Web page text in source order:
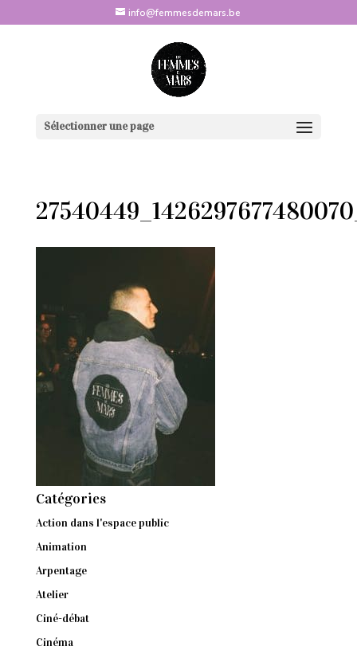
info@femmesdemars.be
Sélectionner une page
Catégories
Action dans l'espace public
Animation
Arpentage
Atelier
Ciné-débat
Cinéma